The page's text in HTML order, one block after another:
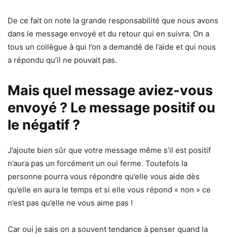
De ce fait on note la grande responsabilité que nous avons
dans le message envoyé et du retour qui en suivra. On a
tous un collègue à qui l’on a demandé de l’aide et qui nous
a répondu qu’il ne pouvait pas.
Mais quel message aviez-vous
envoyé ? Le message positif ou
le négatif ?
J’ajoute bien sûr que votre message même s’il est positif
n’aura pas un forcément un oui ferme. Toutefois la
personne pourra vous répondre qu’elle vous aide dès
qu’elle en aura le temps et si elle vous répond « non » ce
n’est pas qu’elle ne vous aime pas !
Car oui je sais on a souvent tendance à penser quand la